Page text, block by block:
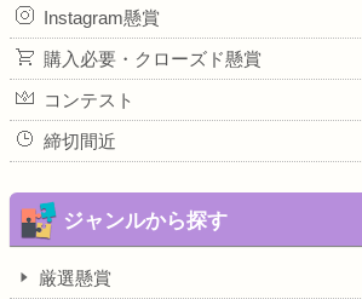
Instagram懸賞
購入必要・クローズド懸賞
コンテスト
締切間近
ジャンルから探す
厳選懸賞